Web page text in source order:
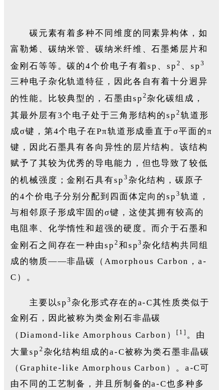
碳元素有着多种不同维度的同素异构体，如
富勒烯、碳纳米管、碳纳米纤维、石墨烯层片和
金刚石等等。碳的4个价电子有着sp、sp 2 、sp 3
三种电子杂化轨道特征，因此各自有着十分迥异
的性能。比较典型的，石墨由sp 2杂化碳组成，
其最外层有3个电子处于三角形结构的sp2轨道形
成σ键，第4个电子在Pπ轨道形成垂直于σ平面的π
键，因此石墨具有各向异性的层片结构。该结构
赋予了其较为优秀的导电能力，但也导致了较低
的机械强度；金刚石具有sp 3 杂化结构，碳原子
的4个价电子分别分配到四面体定向的sp3轨道，
与相邻原子形成牢固的σ键，这使其拥有较高的
电阻率、化学惰性和超强的硬度。而介于石墨和
金刚石之间存在一种由sp 2 和sp3 杂化结构共同组
成的物质——非晶碳（Amorphous Carbon，a-
C）。
主要以sp3 杂化形式存在的a-C其性质类似于
金刚石，因此被称为类金刚石非晶碳
（Diamond-like Amorphous Carbon）
[1] 。由
大量sp 2 杂化结构组成的a-C被称为类石墨非晶碳
（Graphite-like Amorphous Carbon）。a-C可
由不同的工艺制备，并且所制备的a-C也多种多